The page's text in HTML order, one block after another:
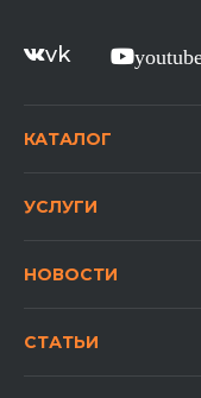
vk
КАТАЛОГ
УСЛУГИ
НОВОСТИ
СТАТЬИ